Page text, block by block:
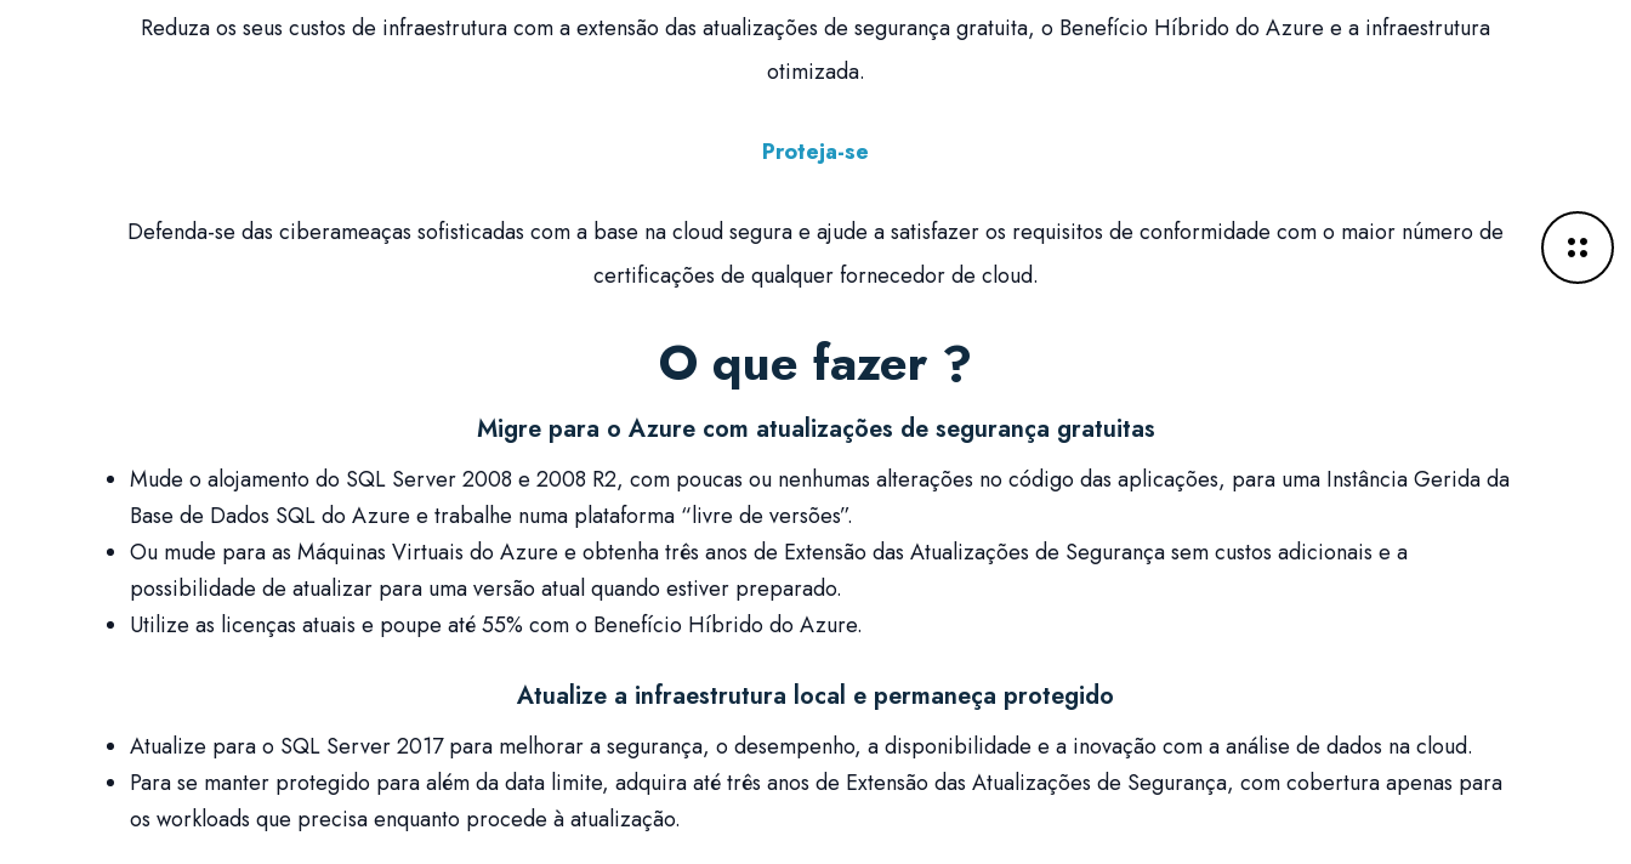
Reduza os seus custos de infraestrutura com a extensão das atualizações de segurança gratuita, o Benefício Híbrido do Azure e a infraestrutura
otimizada.
Proteja-se
Defenda-se das ciberameaças sofisticadas com a base na cloud segura e ajude a satisfazer os requisitos de conformidade com o maior número de
certificações de qualquer fornecedor de cloud.
O que fazer ?
Migre para o Azure com atualizações de segurança gratuitas
Mude o alojamento do SQL Server 2008 e 2008 R2, com poucas ou nenhumas alterações no código das aplicações, para uma Instância Gerida da
Base de Dados SQL do Azure e trabalhe numa plataforma “livre de versões”.
Ou mude para as Máquinas Virtuais do Azure e obtenha três anos de Extensão das Atualizações de Segurança sem custos adicionais e a
possibilidade de atualizar para uma versão atual quando estiver preparado.
Utilize as licenças atuais e poupe até 55% com o Benefício Híbrido do Azure.
Atualize a infraestrutura local e permaneça protegido
Atualize para o SQL Server 2017 para melhorar a segurança, o desempenho, a disponibilidade e a inovação com a análise de dados na cloud.
Para se manter protegido para além da data limite, adquira até três anos de Extensão das Atualizações de Segurança, com cobertura apenas para
os workloads que precisa enquanto procede à atualização.